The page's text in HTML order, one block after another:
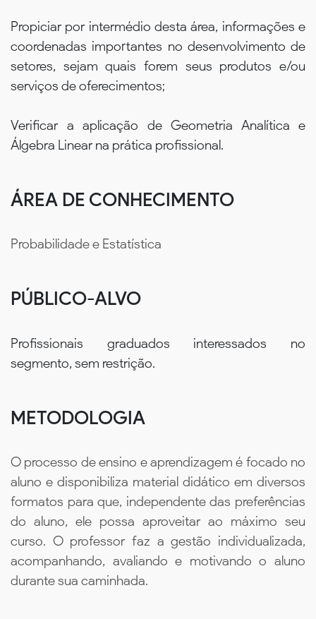
Propiciar por intermédio desta área, informações e
coordenadas importantes no desenvolvimento de
setores, sejam quais forem seus produtos e/ou
serviços de oferecimentos;
Verificar a aplicação de Geometria Analítica e
Álgebra Linear na prática profissional.
ÁREA DE CONHECIMENTO
Probabilidade e Estatística
PÚBLICO-ALVO
Profissionais graduados interessados no
segmento, sem restrição.
METODOLOGIA
O processo de ensino e aprendizagem é focado no
aluno e disponibiliza material didático em diversos
formatos para que, independente das preferências
do aluno, ele possa aproveitar ao máximo seu
curso. O professor faz a gestão individualizada,
acompanhando, avaliando e motivando o aluno
durante sua caminhada.